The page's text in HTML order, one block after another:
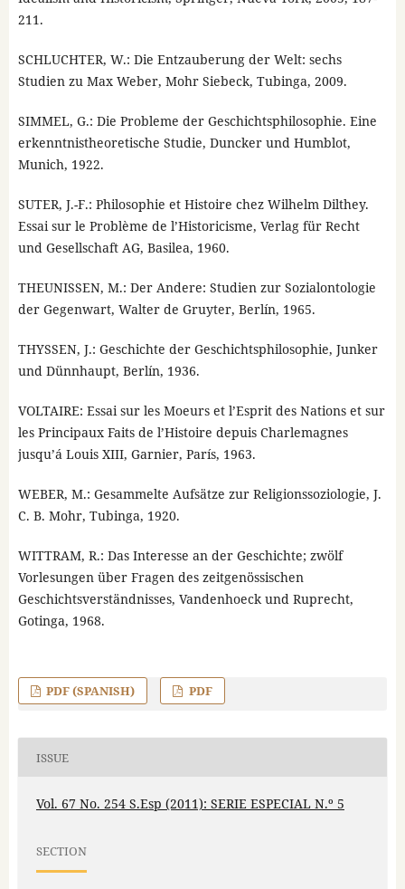
211.
SCHLUCHTER, W.: Die Entzauberung der Welt: sechs
Studien zu Max Weber, Mohr Siebeck, Tubinga, 2009.
SIMMEL, G.: Die Probleme der Geschichtsphilosophie. Eine
erkenntnistheoretische Studie, Duncker und Humblot,
Munich, 1922.
SUTER, J.-F.: Philosophie et Histoire chez Wilhelm Dilthey.
Essai sur le Problème de l’Historicisme, Verlag für Recht
und Gesellschaft AG, Basilea, 1960.
THEUNISSEN, M.: Der Andere: Studien zur Sozialontologie
der Gegenwart, Walter de Gruyter, Berlín, 1965.
THYSSEN, J.: Geschichte der Geschichtsphilosophie, Junker
und Dünnhaupt, Berlín, 1936.
VOLTAIRE: Essai sur les Moeurs et l’Esprit des Nations et sur
les Principaux Faits de l’Histoire depuis Charlemagnes
jusqu’á Louis XIII, Garnier, París, 1963.
WEBER, M.: Gesammelte Aufsätze zur Religionssoziologie, J.
C. B. Mohr, Tubinga, 1920.
WITTRAM, R.: Das Interesse an der Geschichte; zwölf
Vorlesungen über Fragen des zeitgenössischen
Geschichtsverständnisses, Vandenhoeck und Ruprecht,
Gotinga, 1968.
PDF (SPANISH) PDF
ISSUE
Vol. 67 No. 254 S.Esp (2011): SERIE ESPECIAL N.º 5
SECTION